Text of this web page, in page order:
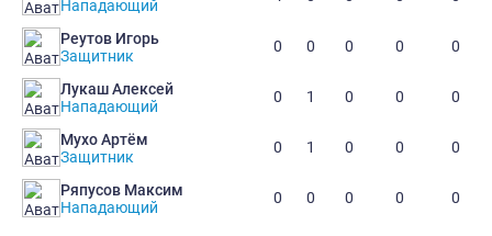
Нападающий
Реутов Игорь
Защитник
0 0 0 0 0
Лукаш Алексей
Нападающий
0 1 0 0 0
Мухо Артём
Защитник
0 1 0 0 0
Ряпусов Максим
Нападающий
0 0 0 0 0